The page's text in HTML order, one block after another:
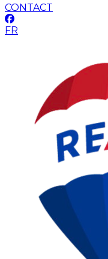
CONTACT
FR